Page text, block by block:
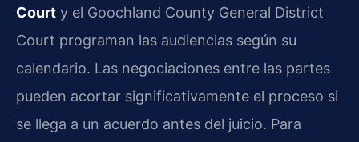
Court y el Goochland County General District
Court programan las audiencias según su
calendario. Las negociaciones entre las partes
pueden acortar significativamente el proceso si
se llega a un acuerdo antes del juicio. Para